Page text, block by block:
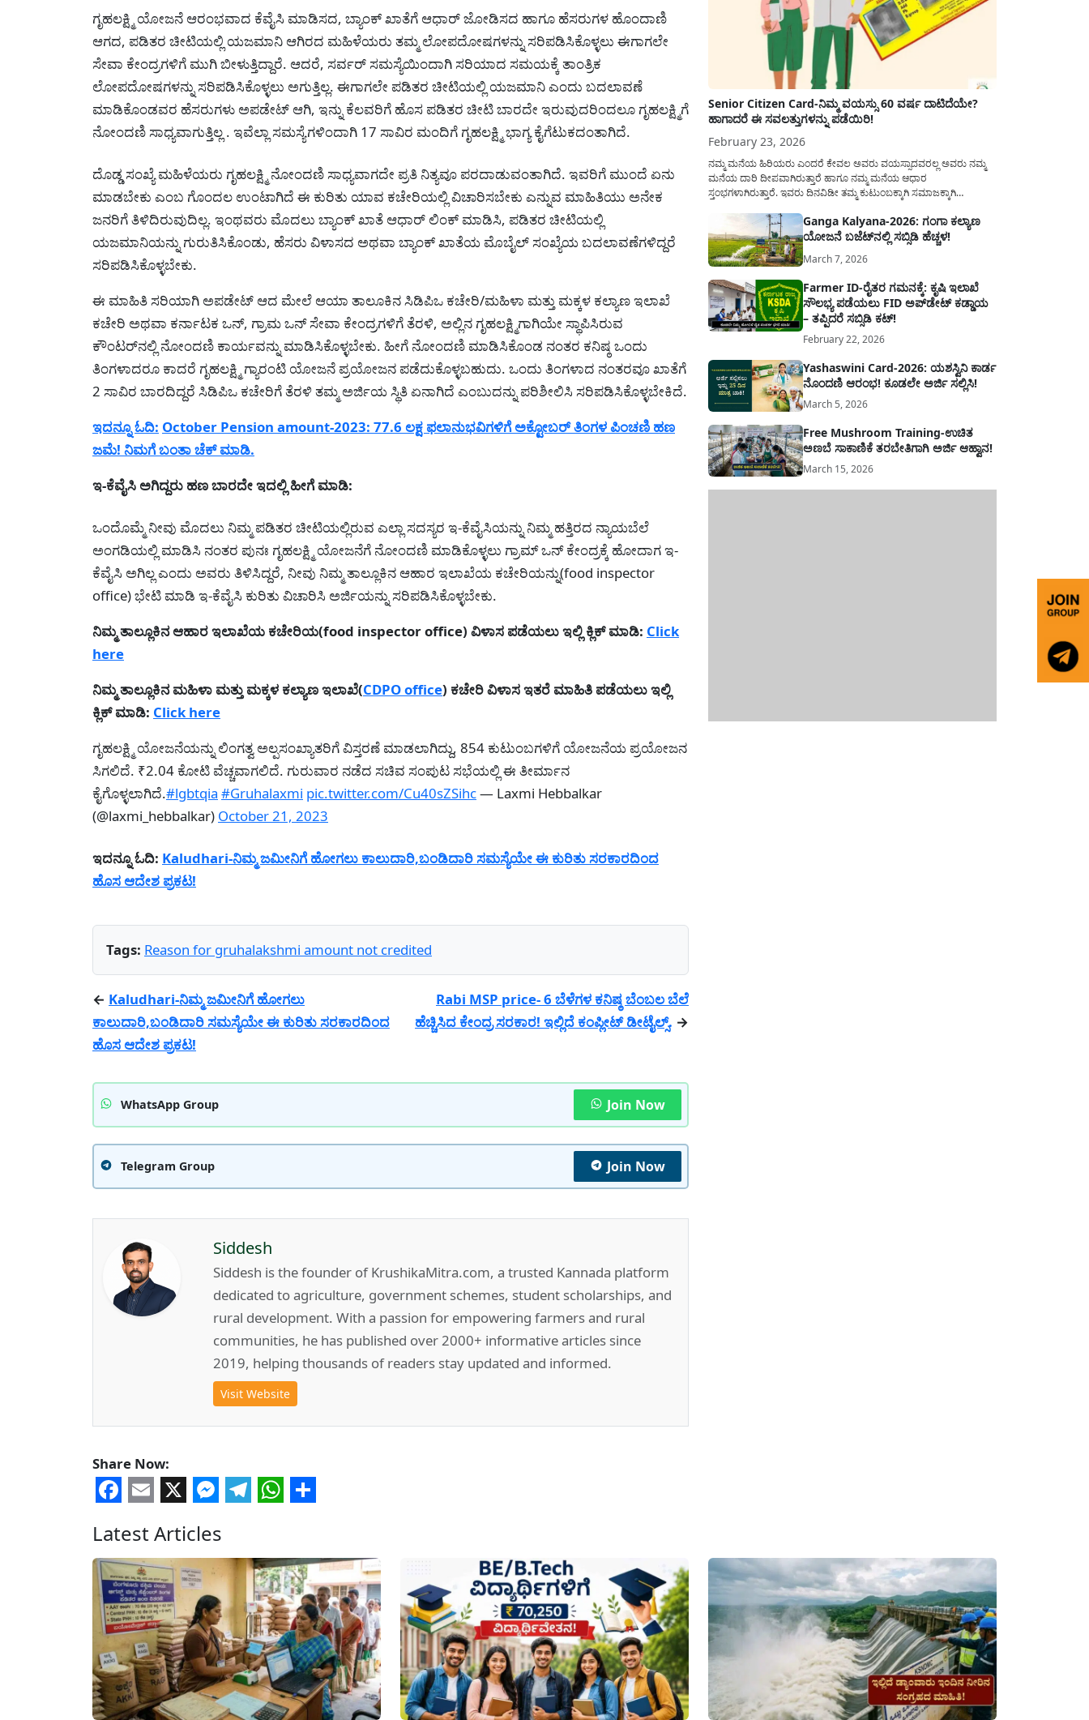
ಗೃಹಲಕ್ಷ್ಮಿ ಯೋಜನೆ ಆರಂಭವಾದ ಕೆವೈಸಿ ಮಾಡಿಸದ, ಬ್ಯಾಂಕ್‌ ಖಾತೆಗೆ ಆಧಾರ್‌ ಜೋಡಿಸದ ಹಾಗೂ ಹೆಸರುಗಳ ಹೊಂದಾಣಿ
ಆಗದ, ಪಡಿತರ ಚೀಟಿಯಲ್ಲಿ ಯಜಮಾನಿ ಆಗಿರದ ಮಹಿಳೆಯರು ತಮ್ಮ ಲೋಪದೋಷಗಳನ್ನು ಸರಿಪಡಿಸಿಕೊಳ್ಳಲು ಈಗಾಗಲೇ
ಸೇವಾ ಕೇಂದ್ರಗಳಿಗೆ ಮುಗಿ ಬೀಳುತ್ತಿದ್ದಾರೆ. ಆದರೆ, ಸರ್ವರ್‌ ಸಮಸ್ಯೆಯಿಂದಾಗಿ ಸರಿಯಾದ ಸಮಯಕ್ಕೆ ತಾಂತ್ರಿಕ
ಲೋಪದೋಷಗಳನ್ನು ಸರಿಪಡಿಸಿಕೊಳ್ಳಲು ಅಗುತ್ತಿಲ್ಲ. ಈಗಾಗಲೇ ಪಡಿತರ ಚೀಟಿಯಲ್ಲಿ ಯಜಮಾನಿ ಎಂದು ಬದಲಾವಣೆ
ಮಾಡಿಕೊಂಡವರ ಹೆಸರುಗಳು ಅಪಡೇಟ್‌ ಆಗಿ, ಇನ್ನು ಕೆಲವರಿಗೆ ಹೊಸ ಪಡಿತರ ಚೀಟಿ ಬಾರದೇ ಇರುವುದರಿಂದಲೂ ಗೃಹಲಕ್ಷ್ಮಿಗೆ
ನೋಂದಣಿ ಸಾಧ್ಯವಾಗುತ್ತಿಲ್ಲ . ಇವೆಲ್ಲಾ ಸಮಸ್ಯೆಗಳಿಂದಾಗಿ 17 ಸಾವಿರ ಮಂದಿಗೆ ಗೃಹಲಕ್ಷ್ಮಿ ಭಾಗ್ಯ ಕೈಗೆಟುಕದಂತಾಗಿದೆ.
ದೊಡ್ಡ ಸಂಖ್ಯೆ ಮಹಿಳೆಯರು ಗೃಹಲಕ್ಷ್ಮಿ ನೋಂದಣಿ ಸಾಧ್ಯವಾಗದೇ ಪ್ರತಿ ನಿತ್ಯವೂ ಪರದಾಡುವಂತಾಗಿದೆ. ಇವರಿಗೆ ಮುಂದೆ ಏನು
ಮಾಡಬೇಕು ಎಂಬ ಗೊಂದಲ ಉಂಟಾಗಿದೆ ಈ ಕುರಿತು ಯಾವ ಕಚೇರಿಯಲ್ಲಿ ವಿಚಾರಿಸಬೇಕು ಎನ್ನುವ ಮಾಹಿತಿಯು ಅನೇಕ
ಜನರಿಗೆ ತಿಳಿದಿರುವುದಿಲ್ಲ. ಇಂಥವರು ಮೊದಲು ಬ್ಯಾಂಕ್‌ ಖಾತೆ ಆಧಾರ್‌ ಲಿಂಕ್‌ ಮಾಡಿಸಿ, ಪಡಿತರ ಚೀಟಿಯಲ್ಲಿ
ಯಜಮಾನಿಯನ್ನು ಗುರುತಿಸಿಕೊಂಡು, ಹೆಸರು ವಿಳಾಸದ ಅಥವಾ ಬ್ಯಾಂಕ್‌ ಖಾತೆಯ ಮೊಬೈಲ್‌ ಸಂಖ್ಯೆಯ ಬದಲಾವಣೆಗಳಿದ್ದರೆ
ಸರಿಪಡಿಸಿಕೊಳ್ಳಬೇಕು.
ಈ ಮಾಹಿತಿ ಸರಿಯಾಗಿ ಅಪಡೇಟ್‌ ಆದ ಮೇಲೆ ಆಯಾ ತಾಲೂಕಿನ ಸಿಡಿಪಿಒ ಕಚೇರಿ/ಮಹಿಳಾ ಮತ್ತು ಮಕ್ಕಳ ಕಲ್ಯಾಣ ಇಲಾಖೆ
ಕಚೇರಿ ಅಥವಾ ಕರ್ನಾಟಕ ಒನ್‌, ಗ್ರಾಮ ಒನ್‌ ಸೇವಾ ಕೇಂದ್ರಗಳಿಗೆ ತೆರಳಿ, ಅಲ್ಲಿನ ಗೃಹಲಕ್ಷ್ಮಿಗಾಗಿಯೇ ಸ್ಥಾಪಿಸಿರುವ
ಕೌಂಟರ್‌ನಲ್ಲಿ ನೋಂದಣಿ ಕಾರ್ಯವನ್ನು ಮಾಡಿಸಿಕೊಳ್ಳಬೇಕು. ಹೀಗೆ ನೋಂದಣಿ ಮಾಡಿಸಿಕೊಂಡ ನಂತರ ಕನಿಷ್ಠ ಒಂದು
ತಿಂಗಳಾದರೂ ಕಾದರೆ ಗೃಹಲಕ್ಷ್ಮಿ ಗ್ಯಾರಂಟಿ ಯೋಜನೆ ಪ್ರಯೋಜನ ಪಡೆದುಕೊಳ್ಳಬಹುದು. ಒಂದು ತಿಂಗಳಾದ ನಂತರವೂ ಖಾತೆಗೆ
2 ಸಾವಿರ ಬಾರದಿದ್ದರೆ ಸಿಡಿಪಿಒ ಕಚೇರಿಗೆ ತೆರಳಿ ತಮ್ಮ ಅರ್ಜಿಯ ಸ್ಥಿತಿ ಏನಾಗಿದೆ ಎಂಬುದನ್ನು ಪರಿಶೀಲಿಸಿ ಸರಿಪಡಿಸಿಕೊಳ್ಳಬೇಕಿದೆ.
ಇದನ್ನೂ ಓದಿ: October Pension amount-2023: 77.6 ಲಕ್ಷ ಫಲಾನುಭವಿಗಳಿಗೆ ಅಕ್ಟೋಬರ್ ತಿಂಗಳ ಪಿಂಚಣಿ ಹಣ
ಜಮೆ! ನಿಮಗೆ ಬಂತಾ ಚೆಕ್ ಮಾಡಿ.
ಇ-ಕೆವೈಸಿ ಅಗಿದ್ದರು ಹಣ ಬಾರದೇ ಇದಲ್ಲಿ ಹೀಗೆ ಮಾಡಿ:
ಒಂದೊಮ್ಮೆ ನೀವು ಮೊದಲು ನಿಮ್ಮ ಪಡಿತರ ಚೀಟಿಯಲ್ಲಿರುವ ಎಲ್ಲಾ ಸದಸ್ಯರ ಇ-ಕೆವೈಸಿಯನ್ನು ನಿಮ್ಮ ಹತ್ತಿರದ ನ್ಯಾಯಬೆಲೆ
ಅಂಗಡಿಯಲ್ಲಿ ಮಾಡಿಸಿ ನಂತರ ಪುನಃ ಗೃಹಲಕ್ಷ್ಮಿ ಯೋಜನೆಗೆ ನೋಂದಣಿ ಮಾಡಿಕೊಳ್ಳಲು ಗ್ರಾಮ್ ಒನ್ ಕೇಂದ್ರಕ್ಕೆ ಹೋದಾಗ ಇ-
ಕೆವೈಸಿ ಅಗಿಲ್ಲ ಎಂದು ಅವರು ತಿಳಿಸಿದ್ದರೆ, ನೀವು ನಿಮ್ಮ ತಾಲ್ಲೂಕಿನ ಆಹಾರ ಇಲಾಖೆಯ ಕಚೇರಿಯನ್ನು(food inspector
office) ಭೇಟಿ ಮಾಡಿ ಇ-ಕೆವೈಸಿ ಕುರಿತು ವಿಚಾರಿಸಿ ಅರ್ಜಿಯನ್ನು ಸರಿಪಡಿಸಿಕೊಳ್ಳಬೇಕು.
ನಿಮ್ಮ ತಾಲ್ಲೂಕಿನ ಆಹಾರ ಇಲಾಖೆಯ ಕಚೇರಿಯ(food inspector office) ವಿಳಾಸ ಪಡೆಯಲು ಇಲ್ಲಿ ಕ್ಲಿಕ್ ಮಾಡಿ: Click
here
ನಿಮ್ಮ ತಾಲ್ಲೂಕಿನ ಮಹಿಳಾ ಮತ್ತು ಮಕ್ಕಳ ಕಲ್ಯಾಣ ಇಲಾಖೆ(CDPO office) ಕಚೇರಿ ವಿಳಾಸ ಇತರೆ ಮಾಹಿತಿ ಪಡೆಯಲು ಇಲ್ಲಿ
ಕ್ಲಿಕ್ ಮಾಡಿ: Click here
ಗೃಹಲಕ್ಷ್ಮಿ ಯೋಜನೆಯನ್ನು ಲಿಂಗತ್ವ ಅಲ್ಪಸಂಖ್ಯಾತರಿಗೆ ವಿಸ್ತರಣೆ ಮಾಡಲಾಗಿದ್ದು, 854 ಕುಟುಂಬಗಳಿಗೆ ಯೋಜನೆಯ ಪ್ರಯೋಜನ
ಸಿಗಲಿದೆ. ₹2.04 ಕೋಟಿ ವೆಚ್ಚವಾಗಲಿದೆ. ಗುರುವಾರ ನಡೆದ ಸಚಿವ ಸಂಪುಟ ಸಭೆಯಲ್ಲಿ ಈ ತೀರ್ಮಾನ
ಕೈಗೊಳ್ಳಲಾಗಿದೆ.#lgbtqia #Gruhalaxmi pic.twitter.com/Cu40sZSihc— Laxmi Hebbalkar
(@laxmi_hebbalkar) October 21, 2023
ಇದನ್ನೂ ಓದಿ: Kaludhari-ನಿಮ್ಮ ಜಮೀನಿಗೆ ಹೋಗಲು ಕಾಲುದಾರಿ,ಬಂಡಿದಾರಿ ಸಮಸ್ಯೆಯೇ ಈ ಕುರಿತು ಸರಕಾರದಿಂದ
ಹೊಸ ಆದೇಶ ಪ್ರಕಟ!
Tags: Reason for gruhalakshmi amount not credited
← Kaludhari-ನಿಮ್ಮ ಜಮೀನಿಗೆ ಹೋಗಲು
ಕಾಲುದಾರಿ,ಬಂಡಿದಾರಿ ಸಮಸ್ಯೆಯೇ ಈ ಕುರಿತು ಸರಕಾರದಿಂದ
ಹೊಸ ಆದೇಶ ಪ್ರಕಟ!
Rabi MSP price- 6 ಬೆಳೆಗಳ ಕನಿಷ್ಠ ಬೆಂಬಲ ಬೆಲೆ
ಹೆಚ್ಚಿಸಿದ ಕೇಂದ್ರ ಸರಕಾರ! ಇಲ್ಲಿದೆ ಕಂಪ್ಲೀಟ್ ಡೀಟೈಲ್ಸ್. →
WhatsApp Group Join Now
Telegram Group Join Now
Siddesh
Siddesh is the founder of KrushikaMitra.com, a trusted Kannada platform
dedicated to agriculture, government schemes, student scholarships, and
rural development. With a passion for empowering farmers and rural
communities, he has published over 2000+ informative articles since
2019, helping thousands of readers stay updated and informed.
Visit Website
Share Now:
Facebook
Email
X Messenger
Telegram
WhatsApp
Share
Senior Citizen Card-ನಿಮ್ಮ ವಯಸ್ಸು 60 ವರ್ಷ ದಾಟಿದೆಯೇ?
ಹಾಗಾದರೆ ಈ ಸವಲತ್ತುಗಳನ್ನು ಪಡೆಯಿರಿ!
February 23, 2026
ನಮ್ಮ ಮನೆಯ ಹಿರಿಯರು ಎಂದರೆ ಕೇವಲ ಅವರು ವಯಸ್ಸಾದವರಲ್ಲ ಅವರು ನಮ್ಮ
ಮನೆಯ ದಾರಿ ದೀಪವಾಗಿರುತ್ತಾರೆ ಹಾಗೂ ನಮ್ಮ ಮನೆಯ ಆಧಾರ
ಸ್ತಂಭಗಳಾಗಿರುತ್ತಾರೆ. ಇವರು ದಿನವಿಡೀ ತಮ್ಮ ಕುಟುಂಬಕ್ಕಾಗಿ ಸಮಾಜಕ್ಕಾಗಿ
ನೆಮ್ಮದಿಯಿಂದ ಕಳೆಯಬೇಕೆಂಬುದು ಪ್ರತಿಯೊಬ್ಬರ ಕನಸಾಗಿರುತ್ತದೆ ಆದ್ದರಿಂದ
ಸರ್ಕಾರವು ಹಿರಿಯ ನಾಗರಿಕರ ಗುರುತಿನ ಚೀಟಿ...
Ganga Kalyana-2026: ಗಂಗಾ ಕಲ್ಯಾಣ
ಯೋಜನೆ ಬಜೆಟ್‌ನಲ್ಲಿ ಸಬ್ಸಿಡಿ ಹೆಚ್ಚಳ!
March 7, 2026
Farmer ID-ರೈತರ ಗಮನಕ್ಕೆ: ಕೃಷಿ ಇಲಾಖೆ
ಸೌಲಭ್ಯ ಪಡೆಯಲು FID ಅಪ್‌ಡೇಟ್ ಕಡ್ಡಾಯ
– ತಪ್ಪಿದರೆ ಸಬ್ಸಿಡಿ ಕಟ್!
February 22, 2026
Yashaswini Card-2026: ಯಶಸ್ವಿನಿ ಕಾರ್ಡ
ನೊಂದಣಿ ಆರಂಭ! ಕೂಡಲೇ ಅರ್ಜಿ ಸಲ್ಲಿಸಿ!
March 5, 2026
Free Mushroom Training-ಉಚಿತ
ಅಣಬೆ ಸಾಕಾಣಿಕೆ ತರಬೇತಿಗಾಗಿ ಅರ್ಜಿ ಆಹ್ವಾನ!
March 15, 2026
Latest Articles